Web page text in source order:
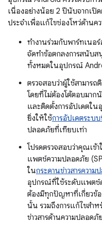
เนื่องอย่างน้อย 2 ปีนับจากเปิด
ประจำเพื่อแก้ไขช่องโหว่ด้านค
ทำงานร่วมกับพาร์ทเนอ
จัดทำข้อตกลงการสนับ
ทั้งหมดในอุปกรณ์
ตรวจสอบว่าผู้ใช้สามาร
โดยที่ไม่ต้องโต้ตอบมาก
และติดตั้งการอัปเดตใ
ยิ่งให้ใช้การอัปเดตระบ
ปลอดภัยที่เทียบเท่า
โปรดตรวจสอบว่าคุณเข้
แพตช์ความปลอดภัย
ในกระดานข่าวสารควา
อุปกรณ์ที่ใช้ระดับแพตช์
ต้องมีทุกปัญหาที่เกี่ยวข้
นั้น รวมถึงการแก้ไขสำ
ข่าวสารด้านความปลอ